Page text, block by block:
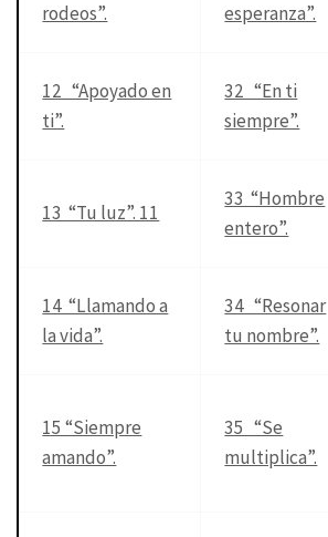
rodeos”.
esperanza”.
12 “Apoyado en
ti”.
32 “En ti
siempre”.
13 “Tu luz”. 11
33 “Hombre
entero”.
14 “Llamando a
la vida”.
34 “Resonar
tu nombre”.
15 “Siempre
amando”.
35 “Se
multiplica”.